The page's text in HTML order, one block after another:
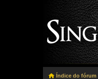
Índice do fórum